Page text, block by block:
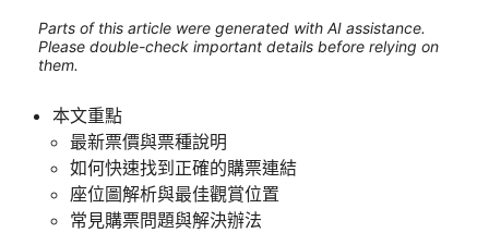
Parts of this article were generated with AI assistance.
Please double-check important details before relying on
them.
本文重點
最新票價與票種說明
如何快速找到正確的購票連結
座位圖解析與最佳觀賞位置
常見購票問題與解決辦法